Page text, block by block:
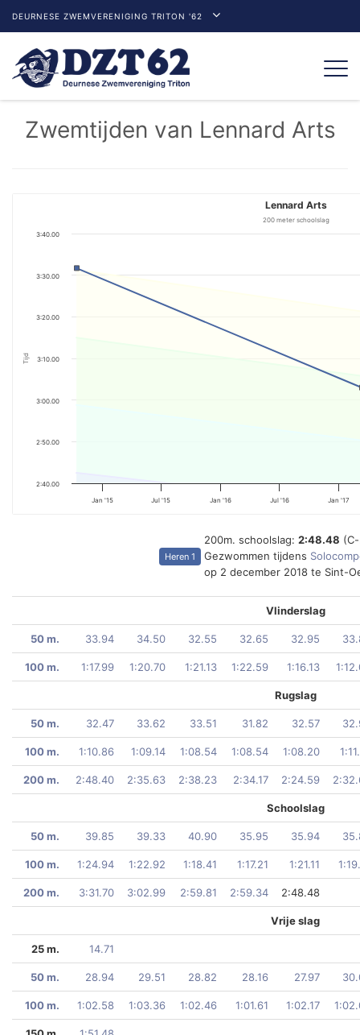
DEURNESE ZWEMVERENIGING TRITON '62
Zwemtijden van Lennard Arts
Tijd
Lennard Arts
200 meter schoolslag
Jan '15 Jul '15 Jan '16 Jul '16 Jan '17
2:40.00
2:50.00
3:00.00
3:10.00
3:20.00
3:30.00
3:40.00
Heren 1
200m. schoolslag: 2:48.48
Gezwommen tijdens
op 2 december 2018 te Sint-
Vlinderslag
50 m. 33.94 34.50 32.55 32.65 32.95
100 m. 1:17.99 1:20.70 1:21.13 1:22.59 1:16.13
Rugslag
50 m. 32.47 33.62 33.51 31.82 32.57
100 m. 1:10.86 1:09.14 1:08.54 1:08.54 1:08.20
200 m. 2:48.40 2:35.63 2:38.23 2:34.17 2:24.59
Schoolslag
50 m. 39.85 39.33 40.90 35.95 35.94
100 m. 1:24.94 1:22.92 1:18.41 1:17.21 1:21.11
200 m. 3:31.70 3:02.99 2:59.81 2:59.34 2:48.48
Vrije slag
25 m. 14.71
50 m. 28.94 29.51 28.82 28.16 27.97
100 m. 1:02.58 1:03.36 1:02.46 1:01.61 1:02.17